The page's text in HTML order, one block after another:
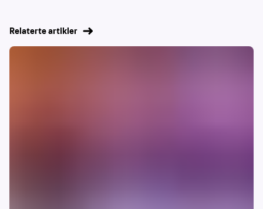
Relaterte artikler